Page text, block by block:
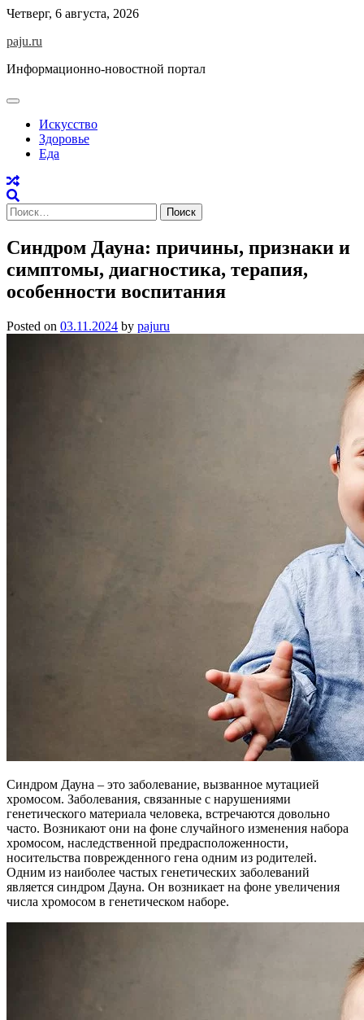
Skip
content
Четверг, 6 августа, 2026
paju.ru
Информационно-новостной портал
Искусство
Здоровье
Еда
Найти:
Синдром Дауна: причины, признаки и
симптомы, диагностика, терапия,
особенности воспитания
Posted on 03.11.2024 by pajuru
Синдром Дауна – это заболевание, вызванное мутацией
хромосом. Заболевания, связанные с нарушениями
генетического материала человека, встречаются довольно
часто. Возникают они на фоне случайного изменения набора
хромосом, наследственной предрасположенности,
носительства поврежденного гена одним из родителей.
Одним из наиболее частых генетических заболеваний
является синдром Дауна. Он возникает на фоне увеличения
числа хромосом в генетическом наборе.